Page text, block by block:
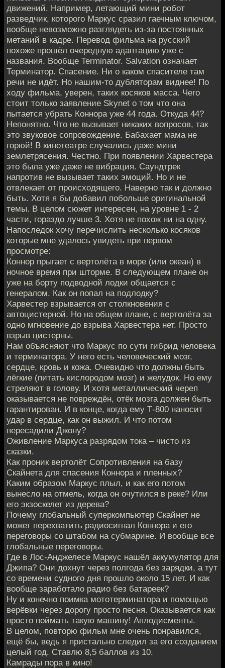
движений. Например, летающий мини робот
разведчик, которого Маркус сразил гаечным ключом,
вообще невозможно разглядеть из-за постоянных
метаний в кадре. Перевод фильма на русский
похоже прошёл очередную адаптацию уже с
названия. Вообще Terminator. Salvation означает
Терминатор. Спасение. Ни о каком спасителе там
речи не идёт. Но нашим-то дубляторам виднее! По
ходу фильма, уверен, таких косяков масса. Чего
стоит только заявление Skynet о том что она
пытается убрать Коннора уже 44 года. Откуда 44?
Непонятно. Что не вызывает никаких вопросов, так
это звуковое сопровождение. Бабахает мама не
горюй! В кинотеатре случались даже мини
землетрясения. Честно. При появлении Харвестера
это была уже даже не вибрация. Саундтрек
напротив не вызывает таких эмоций. Но и не
отвлекает от происходящего. Наверно так и должно
быть. Хотя я бы добавил побольше оригинальной
темы. В целом сюжет интересен, на уровне 1 - 2
части, гораздо лучше 3. Хотя не похож ни на одну.
Напоследок хочу перечислить несколько косяков
которые мне удалось увидеть при первом
просмотре:
Коннор прыгает с вертолёта в море (или океан) в
ночное время при шторме. В следующем плане он
уже на борту подводной лодки общается с
генералом. Как он попал на подлодку?
Харвестер взрывается от столкновения с
автоцистерной. Но на общем плане, с вертолёта за
одно мгновение до взрыва Харвестера нет. Просто
взрыв цистерны.
Нам объясняют что Маркус по сути гибрид человека
и терминатора. У него есть человеческий мозг,
сердце, кровь и кожа. Очевидно что должны быть
лёгкие (питать кислородом мозг) и желудок. Но ему
стреляют в голову. И хотя металлический череп
оказывается не повреждён, отёк мозга должен быть
гарантирован. И в конце, когда ему Т-800 наносит
удар в сердце, как он выжил. И что потом
пересадили Джону?
Оживление Маркуса разрядом тока – чисто из
сказки.
Как проник вертолёт Сопротивления на базу
Скайнета для спасения Коннора и пленных?
Каким образом Маркус плыл, и как его потом
вынесло на отмель, когда он очутился в реке? Или
его экзоскелет из дерева?
Почему глобальный суперкомпьютер Скайнет не
может перехватить радиосигнал Коннора и его
переговоры со штабом на субмарине. И вообще все
глобальные переговоры.
Где в Лос-Анджелесе Маркус нашёл аккумулятор для
Джипа? Они дохнут через полгода без зарядки, а тут
со времени судного дня прошло около 15 лет. И как
вообще заработало радио без батареек?
Ну и конечно поимка мототерминатора и помощью
верёвки через дорогу просто песня. Оказывается как
просто поймать такую машину! Аплодисменты.
В целом, повторю фильм мне очень понравился,
ещё бы, ведь я пристально следил за его созданием
целый год. Ставлю 8,5 баллов из 10.
Камрады пора в кино!